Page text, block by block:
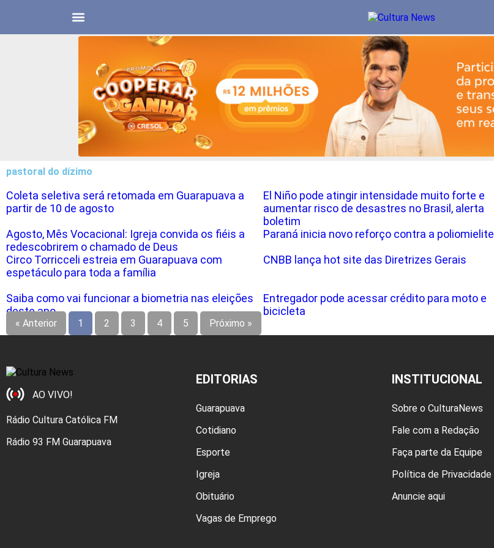
pastoral do dízimo
Coleta seletiva será retomada em Guarapuava a
partir de 10 de agosto
El Niño pode atingir intensidade muito forte e
aumentar risco de desastres no Brasil, alerta
boletim
Agosto, Mês Vocacional: Igreja convida os fiéis a
redescobrirem o chamado de Deus
Paraná inicia novo reforço contra a poliomielite
Circo Torricceli estreia em Guarapuava com
espetáculo para toda a família
CNBB lança hot site das Diretrizes Gerais
Saiba como vai funcionar a biometria nas eleições
deste ano
Entregador pode acessar crédito para moto e
bicicleta
« Anterior 1 2 3 4 5 Próximo »
AO VIVO!
Rádio Cultura Católica FM
Rádio 93 FM Guarapuava
EDITORIAS
Guarapuava
Cotidiano
Esporte
Igreja
Obituário
Vagas de Emprego
INSTITUCIONAL
Sobre o CulturaNews
Fale com a Redação
Faça parte da Equipe
Política de Privacidade
Anuncie aqui